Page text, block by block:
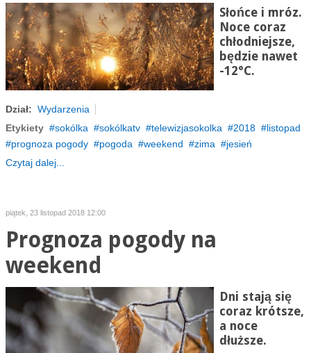
Słońce i mróz.
Noce coraz
chłodniejsze,
będzie nawet
-12°C.
Dział: Wydarzenia
Etykiety
sokólka sokólkatv telewizjasokolka 2018
listopad
prognoza pogody
pogoda weekend zima
jesień
Czytaj dalej...
piątek, 23 listopad 2018 12:00
Prognoza pogody na
weekend
Dni stają się
coraz krótsze,
a noce
dłuższe.